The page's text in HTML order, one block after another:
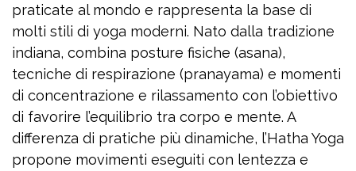
praticate al mondo e rappresenta la base di
molti stili di yoga moderni. Nato dalla tradizione
indiana, combina posture fisiche (asana),
tecniche di respirazione (pranayama) e momenti
di concentrazione e rilassamento con l’obiettivo
di favorire l’equilibrio tra corpo e mente. A
differenza di pratiche più dinamiche, l’Hatha Yoga
propone movimenti eseguiti con lentezza e